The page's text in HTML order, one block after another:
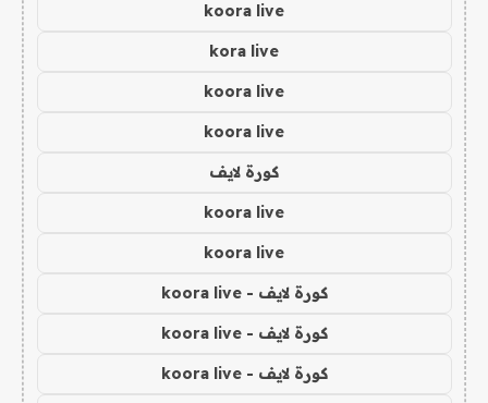
koora live
kora live
koora live
koora live
كورة لايف
koora live
koora live
كورة لايف - koora live
كورة لايف - koora live
كورة لايف - koora live